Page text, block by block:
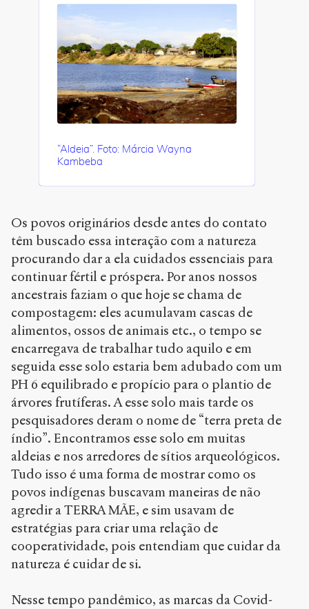
“Aldeia”. Foto: Márcia Wayna
Kambeba
Os povos originários desde antes do contato
têm buscado essa interação com a natureza
procurando dar a ela cuidados essenciais para
continuar fértil e próspera. Por anos nossos
ancestrais faziam o que hoje se chama de
compostagem: eles acumulavam cascas de
alimentos, ossos de animais etc., o tempo se
encarregava de trabalhar tudo aquilo e em
seguida esse solo estaria bem adubado com um
PH 6 equilibrado e propício para o plantio de
árvores frutíferas. A esse solo mais tarde os
pesquisadores deram o nome de “terra preta de
índio”. Encontramos esse solo em muitas
aldeias e nos arredores de sítios arqueológicos.
Tudo isso é uma forma de mostrar como os
povos indígenas buscavam maneiras de não
agredir a TERRA MÃE, e sim usavam de
estratégias para criar uma relação de
cooperatividade, pois entendiam que cuidar da
natureza é cuidar de si.
Nesse tempo pandêmico, as marcas da Covid-